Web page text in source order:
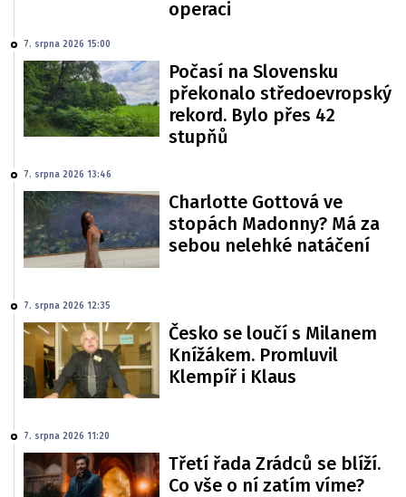
operaci
7. srpna 2026 15:00
Počasí na Slovensku
překonalo středoevropský
rekord. Bylo přes 42
stupňů
7. srpna 2026 13:46
Charlotte Gottová ve
stopách Madonny? Má za
sebou nelehké natáčení
7. srpna 2026 12:35
Česko se loučí s Milanem
Knížákem. Promluvil
Klempíř i Klaus
7. srpna 2026 11:20
Třetí řada Zrádců se blíží.
Co vše o ní zatím víme?